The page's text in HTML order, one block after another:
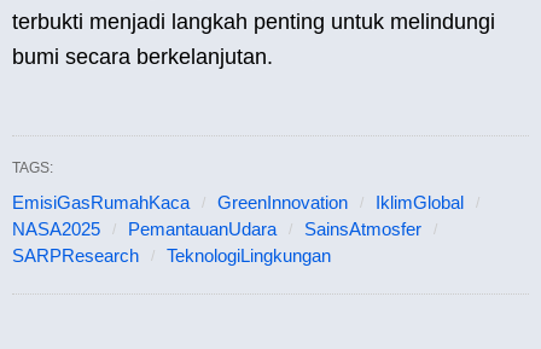
terbukti menjadi langkah penting untuk melindungi
bumi secara berkelanjutan.
TAGS:
EmisiGasRumahKaca GreenInnovation
IklimGlobal
NASA2025
PemantauanUdara
SainsAtmosfer
SARPResearch
TeknologiLingkungan